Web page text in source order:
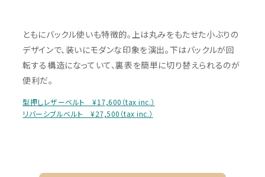
ともにバックル使いも特徴的。上は丸みをもたせた小ぶりの
デザインで、装いにモダンな印象を演出。下はバックルが回
転する構造になっていて、裏表を簡単に切り替えられるのが
便利だ。
型押しレザーベルト ¥17,600（tax inc.）
リバーシブルベルト ¥27,500（tax inc.）